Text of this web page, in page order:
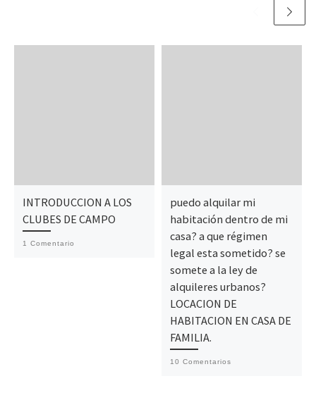
INTRODUCCION A LOS
CLUBES DE CAMPO
1 Comentario
puedo alquilar mi
habitación dentro de mi
casa? a que régimen
legal esta sometido? se
somete a la ley de
alquileres urbanos?
LOCACION DE
HABITACION EN CASA DE
FAMILIA.
10 Comentarios